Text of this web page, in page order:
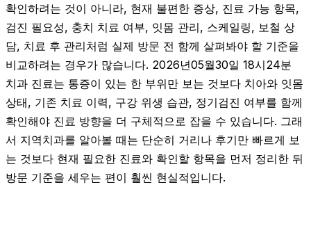
확인하려는 것이 아니라, 현재 불편한 증상, 진료 가능 항목,
검진 필요성, 충치 치료 여부, 잇몸 관리, 스케일링, 보철 상
담, 치료 후 관리처럼 실제 방문 전 함께 살펴봐야 할 기준을
비교하려는 경우가 많습니다. 2026년05월30일 18시24분
치과 진료는 통증이 있는 한 부위만 보는 것보다 치아와 잇몸
상태, 기존 치료 이력, 구강 위생 습관, 정기검진 여부를 함께
확인해야 진료 방향을 더 구체적으로 잡을 수 있습니다. 그래
서 지역치과를 알아볼 때는 단순히 거리나 후기만 빠르게 보
는 것보다 현재 필요한 진료와 확인할 항목을 먼저 정리한 뒤
방문 기준을 세우는 편이 훨씬 현실적입니다.